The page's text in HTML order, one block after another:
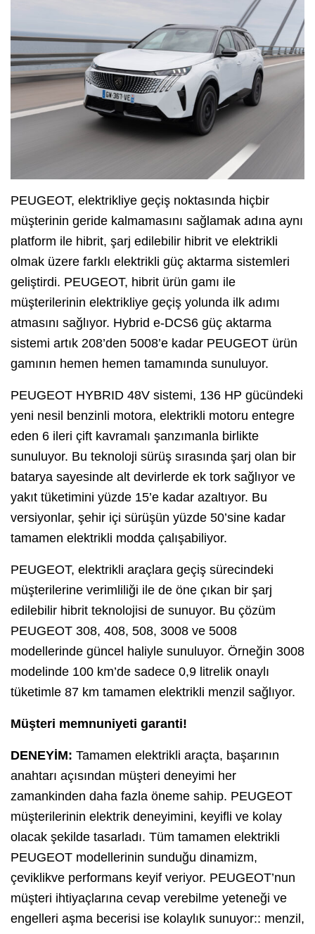
PEUGEOT, elektrikliye geçiş noktasında hiçbir
müşterinin geride kalmamasını sağlamak adına aynı
platform ile hibrit, şarj edilebilir hibrit ve elektrikli
olmak üzere farklı elektrikli güç aktarma sistemleri
geliştirdi. PEUGEOT, hibrit ürün gamı ile
müşterilerinin elektrikliye geçiş yolunda ilk adımı
atmasını sağlıyor. Hybrid e-DCS6 güç aktarma
sistemi artık 208’den 5008’e kadar PEUGEOT ürün
gamının hemen hemen tamamında sunuluyor.
PEUGEOT HYBRID 48V sistemi, 136 HP gücündeki
yeni nesil benzinli motora, elektrikli motoru entegre
eden 6 ileri çift kavramalı şanzımanla birlikte
sunuluyor. Bu teknoloji sürüş sırasında şarj olan bir
batarya sayesinde alt devirlerde ek tork sağlıyor ve
yakıt tüketimini yüzde 15’e kadar azaltıyor. Bu
versiyonlar, şehir içi sürüşün yüzde 50’sine kadar
tamamen elektrikli modda çalışabiliyor.
PEUGEOT, elektrikli araçlara geçiş sürecindeki
müşterilerine verimliliği ile de öne çıkan bir şarj
edilebilir hibrit teknolojisi de sunuyor. Bu çözüm
PEUGEOT 308, 408, 508, 3008 ve 5008
modellerinde güncel haliyle sunuluyor. Örneğin 3008
modelinde 100 km’de sadece 0,9 litrelik onaylı
tüketimle 87 km tamamen elektrikli menzil sağlıyor.
Müşteri memnuniyeti garanti!
DENEYİM: Tamamen elektrikli araçta, başarının
anahtarı açısından müşteri deneyimi her
zamankinden daha fazla öneme sahip. PEUGEOT
müşterilerinin elektrik deneyimini, keyifli ve kolay
olacak şekilde tasarladı. Tüm tamamen elektrikli
PEUGEOT modellerinin sunduğu dinamizm,
çeviklikve performans keyif veriyor. PEUGEOT’nun
müşteri ihtiyaçlarına cevap verebilme yeteneği ve
engelleri aşma becerisi ise kolaylık sunuyor:: menzil,